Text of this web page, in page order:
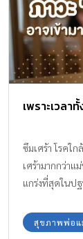
เพราะเวลา
ซึมเศร้า โรคใ
เศร้ามากกว่าแ
แกร่งที่สุดในป
สุขภาพพ่อแ